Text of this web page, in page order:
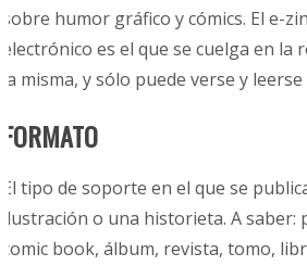
sobre humor gráfico y cómics. El e-
electrónico es el que se cuelga en la
la misma, y sólo puede verse y
FORMATO
El tipo de soporte en el que se
ilustración o una historieta. A saber:
comic book, álbum, revista, tomo,